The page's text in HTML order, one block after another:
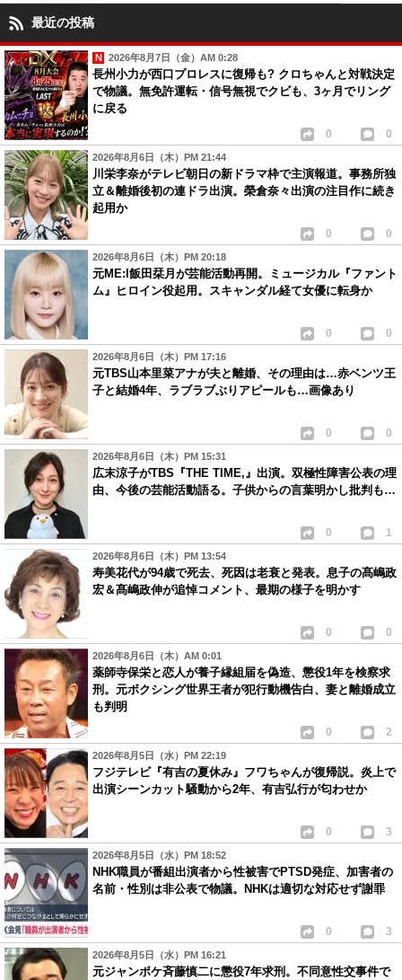
最近の投稿
2026年8月7日（金）AM 0:28
長州小力が西口プロレスに復帰も? クロちゃんと対戦決定
で物議。無免許運転・信号無視でクビも、3ヶ月でリング
に戻る
0 0
2026年8月6日（木）PM 21:44
川栄李奈がテレビ朝日の新ドラマ枠で主演報道。事務所独
立＆離婚後初の連ドラ出演。榮倉奈々出演の注目作に続き
起用か
0 0
2026年8月6日（木）PM 20:18
元ME:I飯田栞月が芸能活動再開。ミュージカル『ファント
ム』ヒロイン役起用。スキャンダル経て女優に転身か
0 0
2026年8月6日（木）PM 17:16
元TBS山本里菜アナが夫と離婚、その理由は…赤ベンツ王
子と結婚4年、ラブラブぶりアピールも…画像あり
0 0
2026年8月6日（木）PM 15:31
広末涼子がTBS『THE TIME,』出演。双極性障害公表の理
由、今後の芸能活動語る。子供からの言葉明かし批判も…
0 1
2026年8月6日（木）PM 13:54
寿美花代が94歳で死去、死因は老衰と発表。息子の髙嶋政
宏＆髙嶋政伸が追悼コメント、最期の様子を明かす
0 0
2026年8月6日（木）AM 0:01
薬師寺保栄と恋人が養子縁組届を偽造、懲役1年を検察求
刑。元ボクシング世界王者が犯行動機告白、妻と離婚成立
も判明
0 2
2026年8月5日（水）PM 22:19
フジテレビ『有吉の夏休み』フワちゃんが復帰説。炎上で
出演シーンカット騒動から2年、有吉弘行が匂わせか
0 3
2026年8月5日（水）PM 18:52
NHK職員が番組出演者から性被害でPTSD発症、加害者の
名前・性別は非公表で物議。NHKは適切な対応せず謝罪
0 3
2026年8月5日（水）PM 16:21
元ジャンポケ斉藤慎二に懲役7年求刑。不同意性交事件で